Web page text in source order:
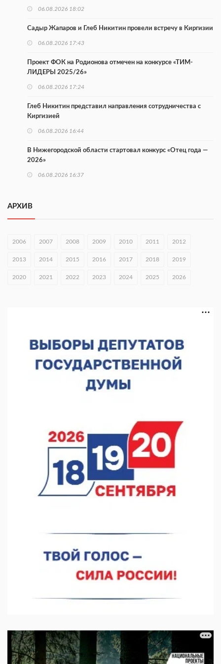
06.08.2026 18:02
Садыр Жапаров и Глеб Никитин провели встречу в Киргизии
06.08.2026 17:43
Проект ФОК на Родионова отмечен на конкурсе «ТИМ-
ЛИДЕРЫ 2025/26»
06.08.2026 17:24
Глеб Никитин представил направления сотрудничества с
Киргизией
06.08.2026 16:44
В Нижегородской области стартовал конкурс «Отец года —
2026»
06.08.2026 16:37
раза
06.08.2026 15:26
Видели ночь, бежали всю ночь... На Нижневолжской
набережной прошел необычный забег
Нижегородские хирурги выполнили трансоральную
операцию на щитовидной железе
06.08.2026 15:03
Более 30 нижегородцев прошли обучение для соцконтракта
06.08.2026 14:46
АРХИВ
2006 2007 2008 2009 2010 2011 2012
2013 2014 2015 2016 2017 2018 2019
2020 2021 2022 2023 2024 2025 2026